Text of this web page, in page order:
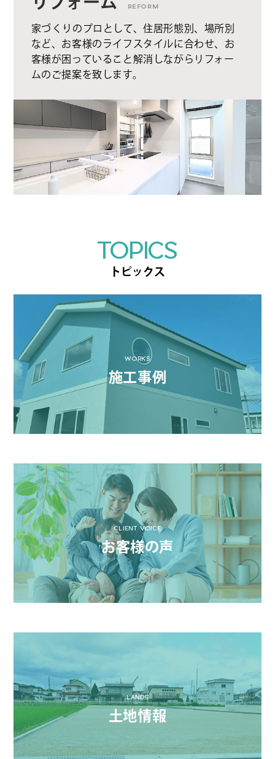
REFORM
家づくりのプロとして、住居形態別、場所別
など、お客様のライフスタイルに合わせ、お
客様が困っていること解消しながらリフォー
ムのご提案を致します。
TOPICS
トピックス
WORKS
施工事例
CLIENT VOICE
お客様の声
LANDS
土地情報